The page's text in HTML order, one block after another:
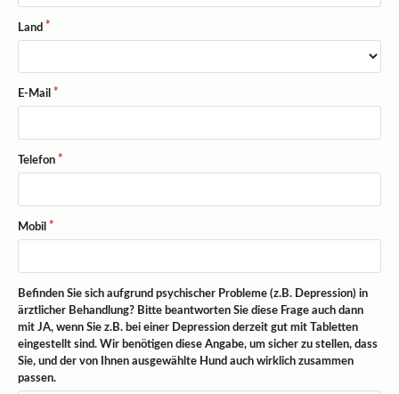
Land
E-Mail
Telefon
Mobil
Befinden Sie sich aufgrund psychischer Probleme (z.B. Depression) in
ärztlicher Behandlung? Bitte beantworten Sie diese Frage auch dann
mit JA, wenn Sie z.B. bei einer Depression derzeit gut mit Tabletten
eingestellt sind. Wir benötigen diese Angabe, um sicher zu stellen, dass
Sie, und der von Ihnen ausgewählte Hund auch wirklich zusammen
passen.